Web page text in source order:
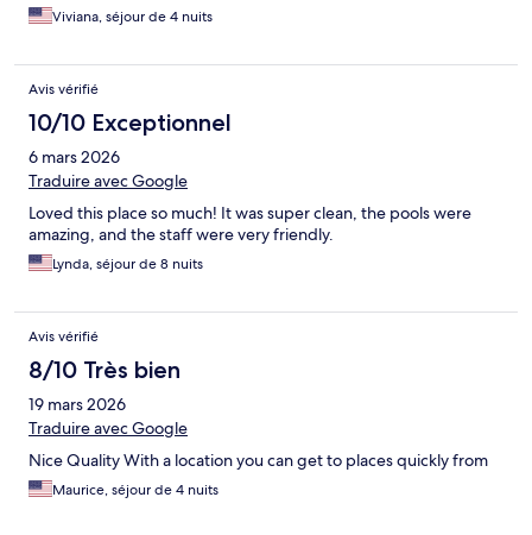
Viviana, séjour de 4 nuits
Avis vérifié
10/10 Exceptionnel
6 mars 2026
Traduire avec Google
Loved this place so much! It was super clean, the pools were
amazing, and the staff were very friendly.
Lynda, séjour de 8 nuits
Avis vérifié
8/10 Très bien
19 mars 2026
Traduire avec Google
Nice Quality With a location you can get to places quickly from
Maurice, séjour de 4 nuits